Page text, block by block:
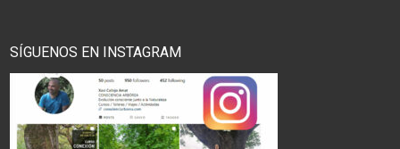
SÍGUENOS EN INSTAGRAM